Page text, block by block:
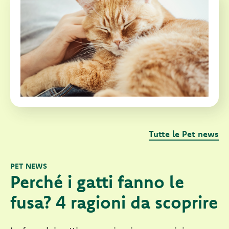
PET NEWS
Perché i gatti fanno le
fusa? 4 ragioni da scoprire
Tutte le Pet news